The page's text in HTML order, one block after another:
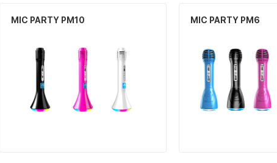
MIC PARTY PM10 MIC PARTY PM6